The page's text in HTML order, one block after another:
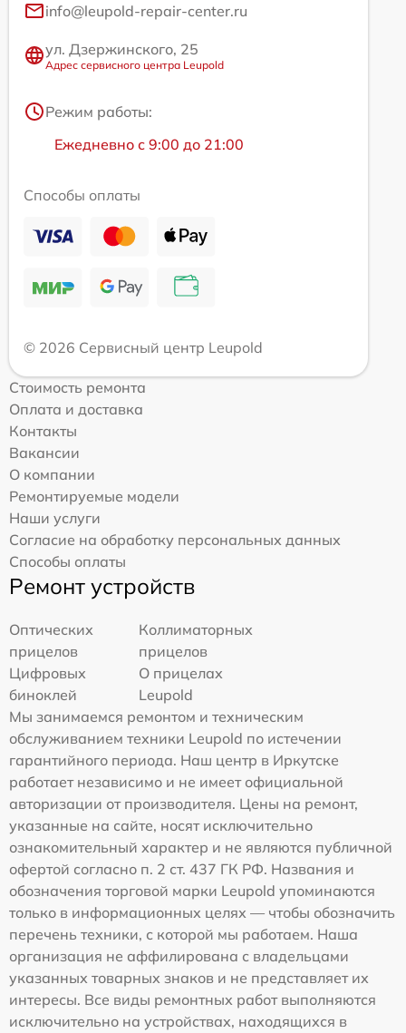
info@leupold-repair-center.ru
ул. Дзержинского, 25
Адрес сервисного центра Leupold
Режим работы:
Ежедневно с 9:00 до 21:00
Способы оплаты
© 2026 Сервисный центр Leupold
Стоимость ремонта
Оплата и доставка
Контакты
Вакансии
О компании
Ремонтируемые модели
Наши услуги
Согласие на обработку персональных данных
Способы оплаты
Ремонт устройств
Оптических
прицелов
Коллиматорных
прицелов
Цифровых
биноклей
О прицелах
Leupold
Мы занимаемся ремонтом и техническим
обслуживанием техники Leupold по истечении
гарантийного периода. Наш центр в Иркутске
работает независимо и не имеет официальной
авторизации от производителя. Цены на ремонт,
указанные на сайте, носят исключительно
ознакомительный характер и не являются публичной
офертой согласно п. 2 ст. 437 ГК РФ. Названия и
обозначения торговой марки Leupold упоминаются
только в информационных целях — чтобы обозначить
перечень техники, с которой мы работаем. Наша
организация не аффилирована с владельцами
указанных товарных знаков и не представляет их
интересы. Все виды ремонтных работ выполняются
исключительно на устройствах, находящихся в